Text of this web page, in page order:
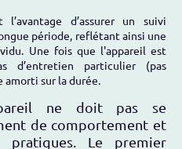
d’assurer un suivi
période, reflétant ainsi une
Une fois que l'appareil est
d’entretien particulier (pas
amorti sur la durée.
ne doit pas se
de comportement et
pratiques. Le premier